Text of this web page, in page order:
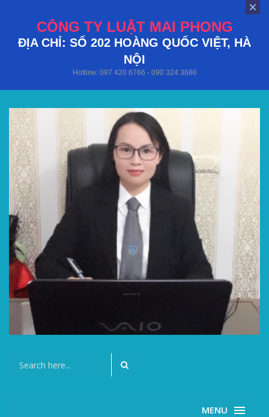
CÔNG TY LUẬT MAI PHONG
ĐỊA CHỈ: SỐ 202 HOÀNG QUỐC VIỆT, HÀ
NỘI
Hotline: 097 420 6766 - 090 324 3686
MENU